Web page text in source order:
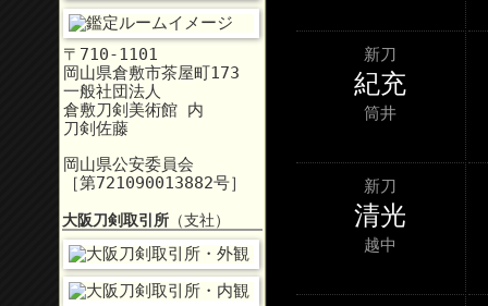
〒710-1101
岡山県倉敷市茶屋町173
一般社団法人
倉敷刀剣美術館 内
刀剣佐藤
岡山県公安委員会
［第721090013882号］
大阪刀剣取引所（支社）
新刀
紀充
筒井
新刀
清光
越中